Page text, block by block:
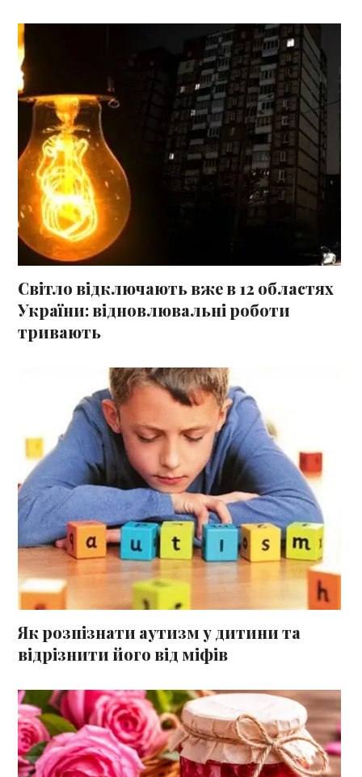
Світло відключають вже в 12 областях
України: відновлювальні роботи
тривають
Як розпізнати аутизм у дитини та
відрізнити його від міфів